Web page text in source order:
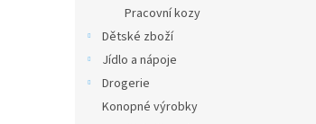
Pracovní kozy
Dětské zboží
Jídlo a nápoje
Drogerie
Konopné výrobky